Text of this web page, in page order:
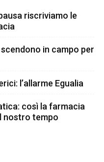
riscriviamo le
in campo per
l’allarme Egualia
così la farmacia
nostro tempo